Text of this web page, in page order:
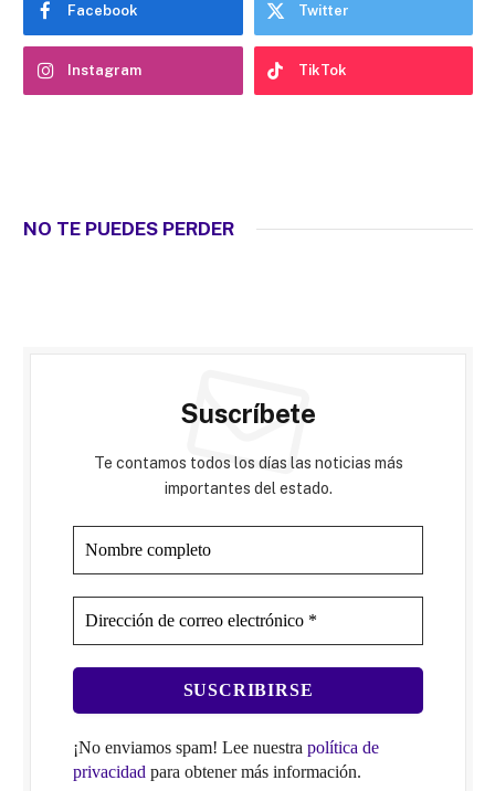
Facebook Twitter
Instagram TikTok
NO TE PUEDES PERDER
Suscríbete
Te contamos todos los días las noticias más
importantes del estado.
¡No enviamos spam! Lee nuestra política de
privacidad para obtener más información.